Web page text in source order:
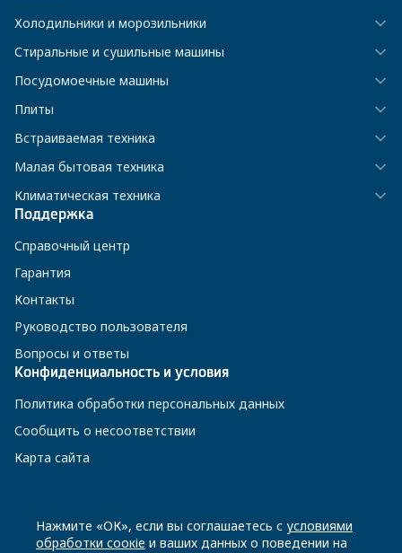
Холодильники и морозильники
Стиральные и сушильные машины
Посудомоечные машины
Плиты
Встраиваемая техника
Малая бытовая техника
Климатическая техника
Поддержка
Справочный центр
Гарантия
Контакты
Руководство пользователя
Вопросы и ответы
Конфиденциальность и условия
Политика обработки персональных данных
Сообщить о несоответствии
Карта сайта
8 800 200-23-56
Нажмите «ОК», если вы соглашаетесь с условиями
обработки соокіе и ваших данных о поведении на